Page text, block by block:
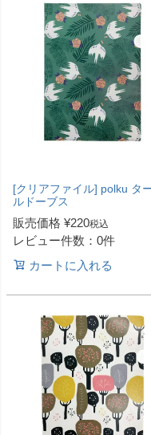
[クリアファイル] polku タ
ルドーブス
販売価格 ¥220税込
レビュー件数：0件
カートに入れる